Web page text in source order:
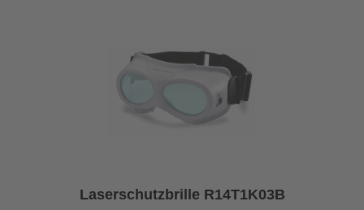
Laserschutzbrille R14T1K03B